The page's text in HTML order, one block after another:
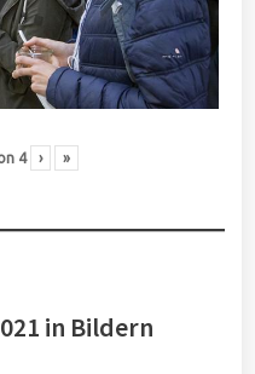
4 › »
in Bildern